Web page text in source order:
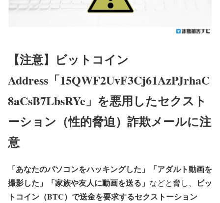
【注意】ビットコイン
Address「15QWF2UvF3Cj61AzPJrhaC
8aCsB7LbsRYe」を悪用したセクスト
ーション（性的脅迫）詐欺メールに注
意
「あなたのパソコンをハッキングした」「アダルト動画を
撮影した」「家族や友人に動画を送る」 などと脅し、
ビッ
トコイン（BTC）で送金を要求するセクストーション